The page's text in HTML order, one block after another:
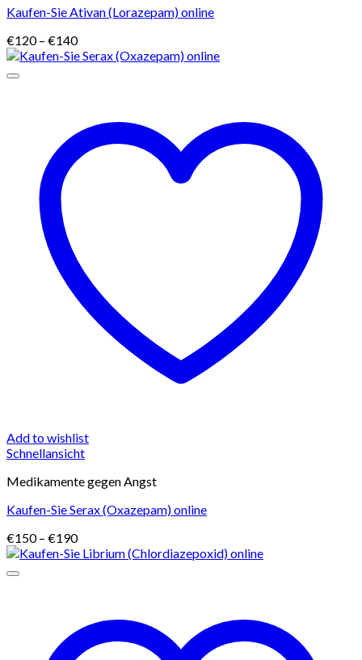
Kaufen-Sie Ativan (Lorazepam) online
€120 – €140Preisspanne:
€120
Add to wishlist
Schnellansicht
Medikamente gegen Angst
Kaufen-Sie Serax (Oxazepam) online
€150 – €190Preisspanne:
€150